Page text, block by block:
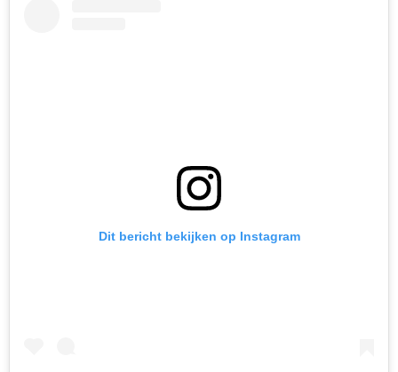
Dit bericht bekijken op Instagram